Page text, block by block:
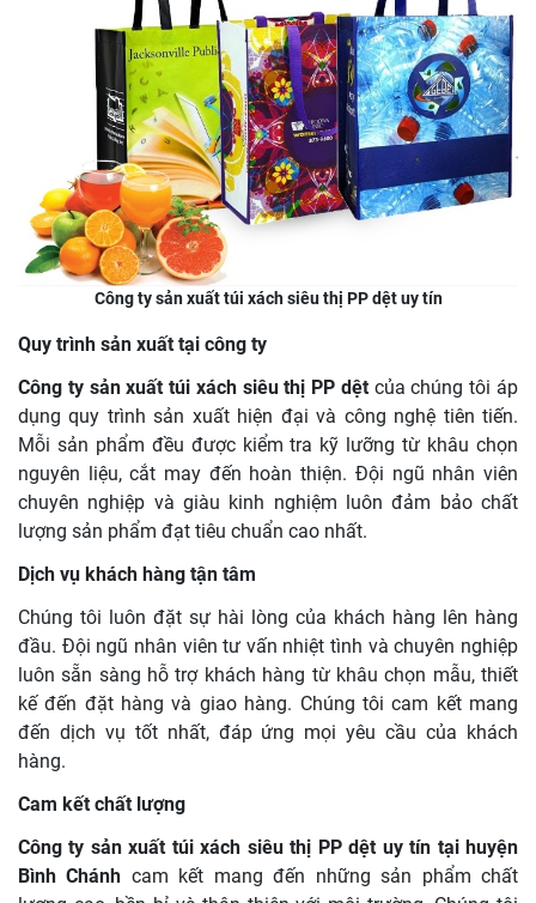
Công ty sản xuất túi xách siêu thị PP dệt uy tín
Quy trình sản xuất tại công ty
Công ty sản xuất túi xách siêu thị PP dệtcủa chúng tôi áp
dụng quy trình sản xuất hiện đại và công nghệ tiên tiến.
Mỗi sản phẩm đều được kiểm tra kỹ lưỡng từ khâu chọn
nguyên liệu, cắt may đến hoàn thiện. Đội ngũ nhân viên
chuyên nghiệp và giàu kinh nghiệm luôn đảm bảo chất
lượng sản phẩm đạt tiêu chuẩn cao nhất.
Dịch vụ khách hàng tận tâm
Chúng tôi luôn đặt sự hài lòng của khách hàng lên hàng
đầu. Đội ngũ nhân viên tư vấn nhiệt tình và chuyên nghiệp
luôn sẵn sàng hỗ trợ khách hàng từ khâu chọn mẫu, thiết
kế đến đặt hàng và giao hàng. Chúng tôi cam kết mang
đến dịch vụ tốt nhất, đáp ứng mọi yêu cầu của khách
hàng.
Cam kết chất lượng
Công ty sản xuất túi xách siêu thị PP dệt uy tín tại huyện
Bình Chánh cam kết mang đến những sản phẩm chất